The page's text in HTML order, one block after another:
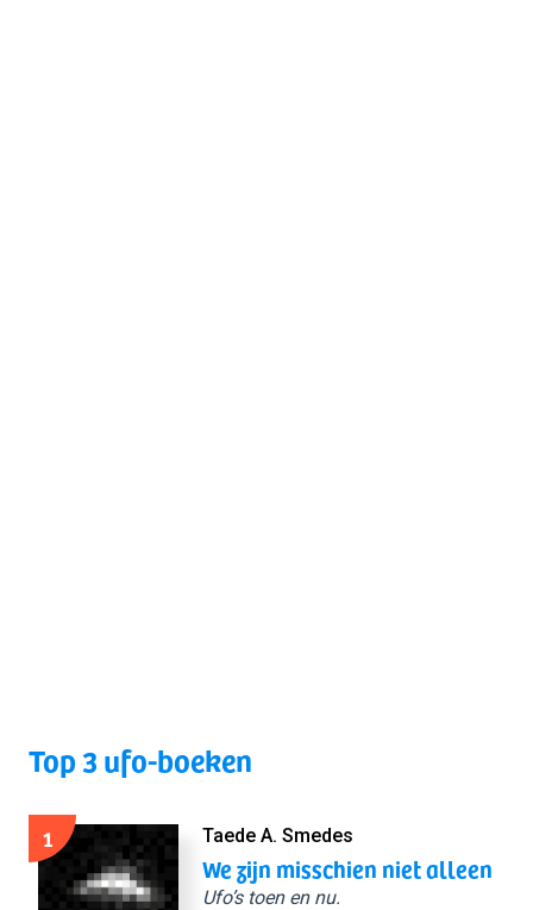
Top 3 ufo-boeken
1 Taede A. Smedes
We zijn misschien niet alleen
Ufo’s toen en nu.